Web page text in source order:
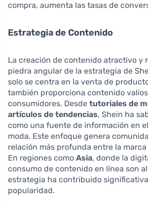
compra, aumenta las tasas de
Estrategia de Contenido
La creación de contenido atractivo y
piedra angular de la estrategia de
solo se centra en la venta de
también proporciona contenido
consumidores. Desde tutoriales de
artículos de tendencias, Shein ha
como una fuente de información en
moda. Este enfoque genera
relación más profunda entre la
En regiones como Asia, donde la
consumo de contenido en línea son
estrategia ha contribuido
popularidad.